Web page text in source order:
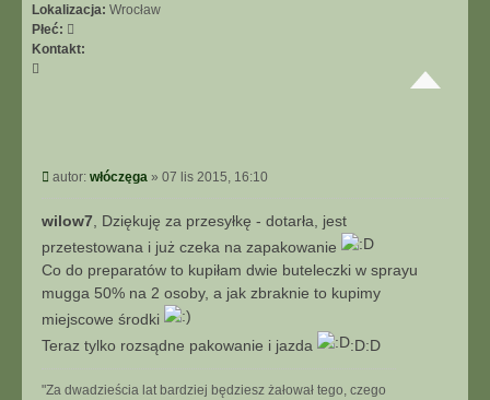
Lokalizacja: Wrocław
Płeć:
Kontakt:
k
u
s
z
w
ó
P
s
autor: włóczęga » 07 lis 2015, 16:10
wilow7, Dziękuję za przesyłkę - dotarła, jest
przetestowana i już czeka na zapakowanie
Co do preparatów to kupiłam dwie buteleczki w sprayu
mugga 50% na 2 osoby, a jak zbraknie to kupimy
miejscowe środki
Teraz tylko rozsądne pakowanie i jazda
:D:D
"Za dwadzieścia lat bardziej będziesz żałował tego, czego